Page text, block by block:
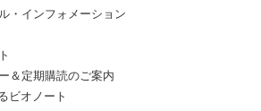
・インフォメーション
＆定期購読のご案内
ビオノート